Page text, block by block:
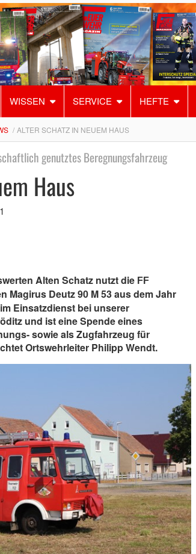
WISSEN SERVICE HEFTE
ALTER SCHATZ IN NEUEM HAUS
genutztes Beregnungsfahrzeug
Haus
Alten Schatz nutzt die FF
Magirus Deutz 90 M 53 aus dem Jahr
Einsatzdienst bei unserer
und ist eine Spende eines
sowie als Zugfahrzeug für
Ortswehrleiter Philipp Wendt.